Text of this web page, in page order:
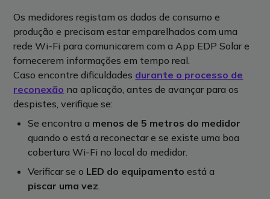
Os medidores registam os dados de consumo e
produção e precisam estar emparelhados com uma
rede Wi-Fi para comunicarem com a App EDP Solar e
fornecerem informações em tempo real.
Caso encontre dificuldades durante o processo de
reconexão na aplicação,antes de avançar para os
despistes, verifique se:
Se encontraa menos de 5 metros do medidor
quando o está a reconectare se existe uma boa
cobertura Wi-Fi no local do medidor.
Verificar se o LED do equipamentoestá a
piscar uma vez.